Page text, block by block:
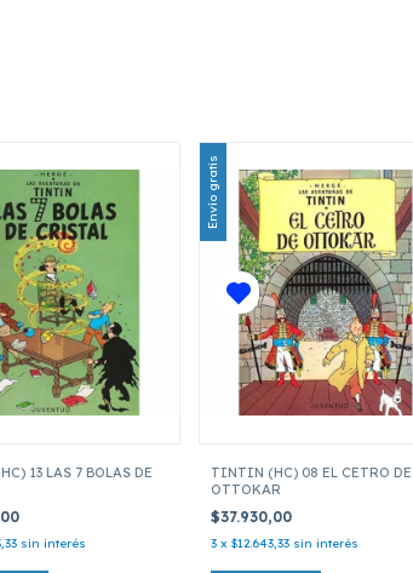
13 LAS 7 BOLAS DE
sin interés
Envío gratis
TINTIN (HC) 08 EL CETRO DE
OTTOKAR
$37.930,00
3 x $12.643,33 sin interés